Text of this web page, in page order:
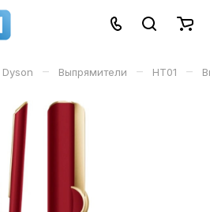
Dyson – Выпрямители – HT01 –